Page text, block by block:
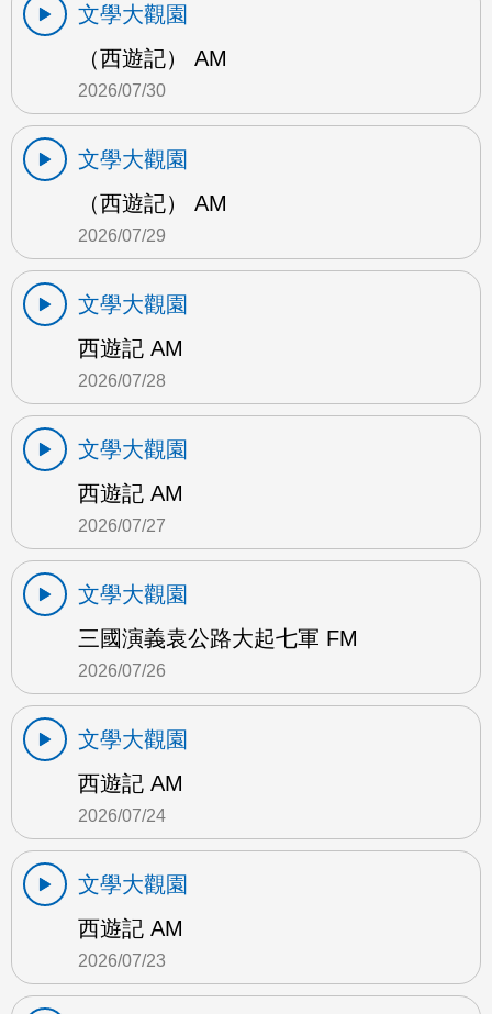
文學大觀園
（西遊記） AM
2026/07/30
文學大觀園
（西遊記） AM
2026/07/29
文學大觀園
西遊記 AM
2026/07/28
文學大觀園
西遊記 AM
2026/07/27
文學大觀園
三國演義袁公路大起七軍 FM
2026/07/26
文學大觀園
西遊記 AM
2026/07/24
文學大觀園
西遊記 AM
2026/07/23